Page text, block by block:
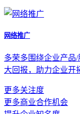
网络推广
多荣多围绕企业产品
大回报，助力企业开
更多关注度
更多商业合作机会